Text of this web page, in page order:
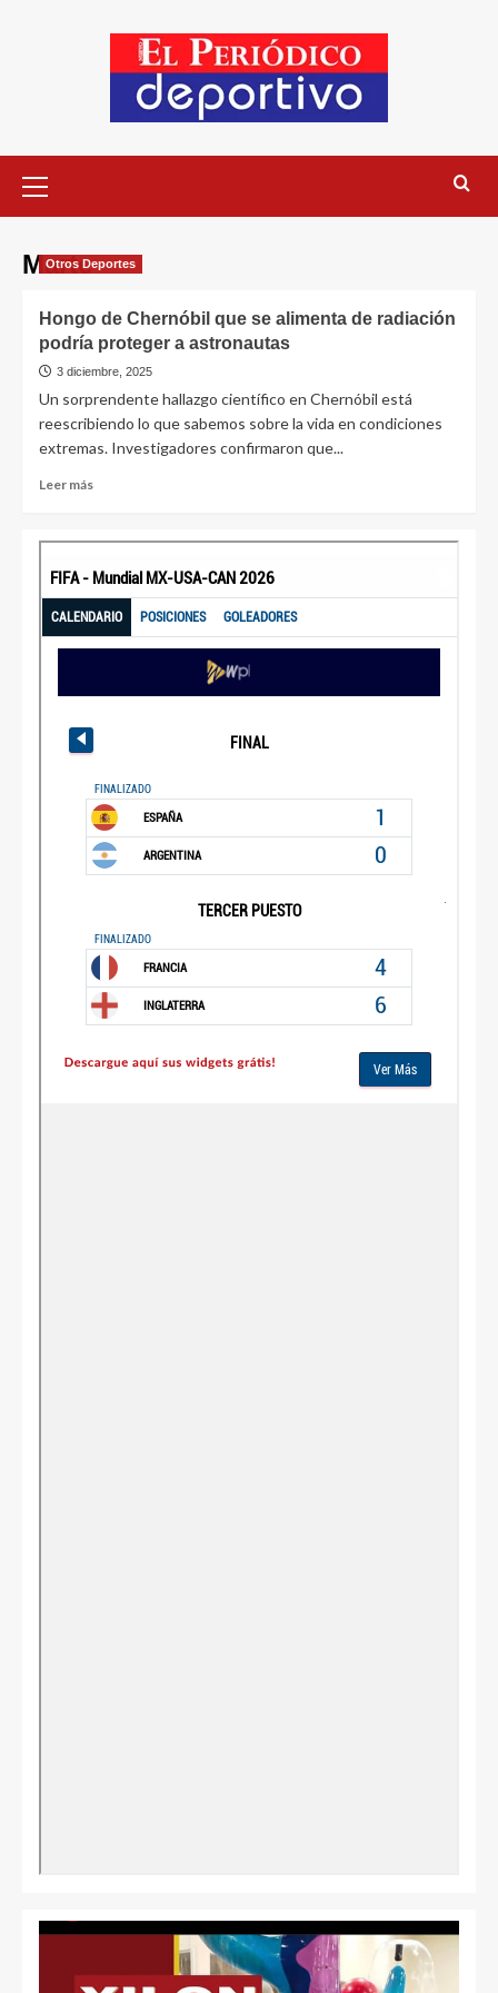
Marte
Otros Deportes
Hongo de Chernóbil que se alimenta de radiación
podría proteger a astronautas
3 diciembre, 2025
Un sorprendente hallazgo científico en Chernóbil está
reescribiendo lo que sabemos sobre la vida en condiciones
extremas. Investigadores confirmaron que...
Leer más